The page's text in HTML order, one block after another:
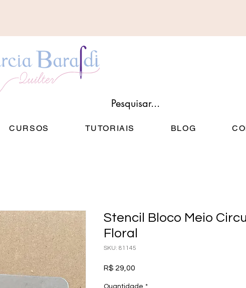
CURSOS TUTORIAIS BLOG
Stencil Bloco Meio
Floral
SKU: 81145
R$ 29,00
Quantidade *